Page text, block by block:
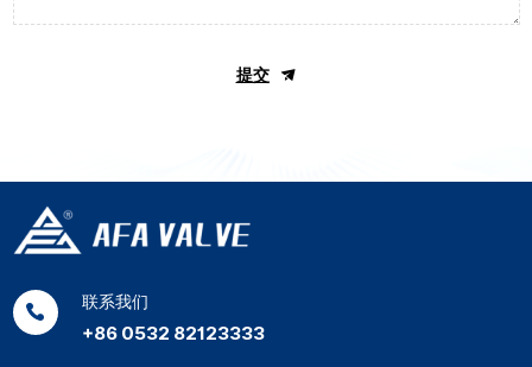
提交
联系我们
+86 0532 82123333